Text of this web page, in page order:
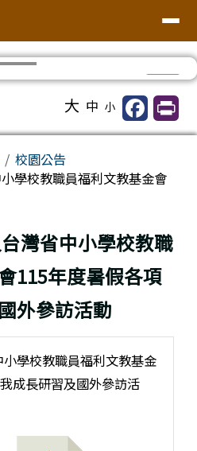
大 中 小
校園公告
學校教職員福利文教基金會
灣省中小學校教職
115年度暑假各項
外參訪活動
學校教職員福利文教基金
成長研習及國外參訪活